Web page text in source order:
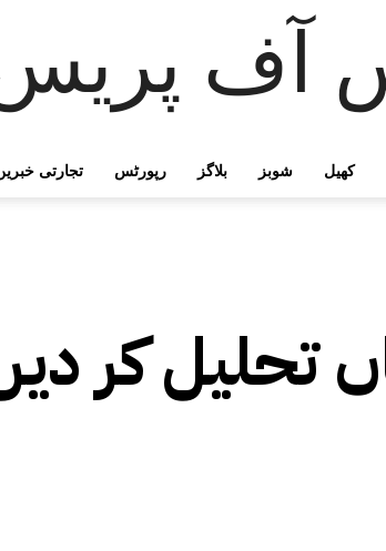
آف
تجارتی رپورٹس بلاگز شوبز کھیل
تحلیل کر